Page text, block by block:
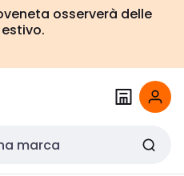
osserverà delle